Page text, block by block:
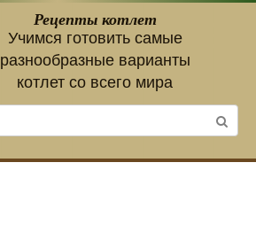
Рецепты котлет
Учимся готовить самые
разнообразные варианты
котлет со всего мира